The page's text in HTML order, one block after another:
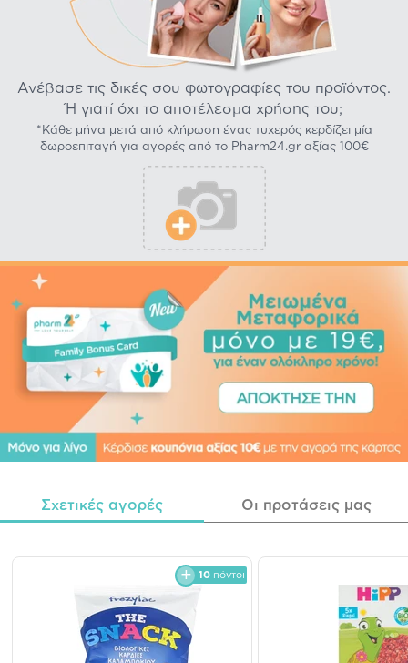
Ανέβασε τις δικές σου φωτογραφίες του προϊόντος.
Ή γιατί όχι το αποτέλεσμα χρήσης του;
*Κάθε μήνα μετά από κλήρωση ένας τυχερός κερδίζει μία
δωροεπιταγή για αγορές από το Pharm24.gr αξίας 100€
Σχετικές αγορές Οι προτάσεις μας
10 πόντοι